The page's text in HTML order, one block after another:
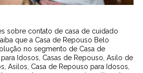
sobre contato de casa de cuidado
que a Casa de Repouso Belo
no segmento de Casa de
Idosos, Casas de Repouso, Asilo de
Asilos, Casa de Repouso para Idosos,